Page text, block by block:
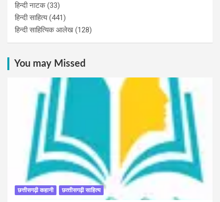
हिन्‍दी नाटक(33)
हिन्दी साहित्य(441)
हिन्दी साहित्यिक आलेख (128)
You may Missed
छत्तीसगढ़ी कहानी छत्‍तीसगढ़ी साहित्‍य